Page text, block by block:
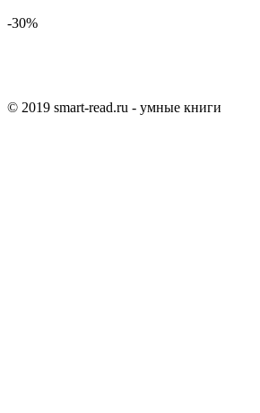
-30%
© 2019 smart-read.ru - умные книги